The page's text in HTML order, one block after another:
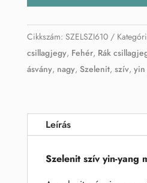
Cikkszám: SZELSZI610
csillagjegy, Fehér, Rák
ásvány, nagy, Szelenit, szív, yin
Leírás
Szelenit szív yin-yang